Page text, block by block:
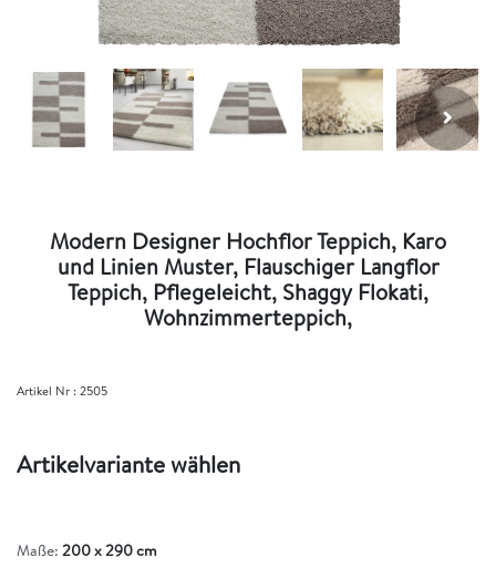
Modern Designer Hochflor Teppich, Karo
und Linien Muster, Flauschiger Langflor
Teppich, Pflegeleicht, Shaggy Flokati,
Wohnzimmerteppich,
Artikel Nr :2505
Artikelvariante wählen
Maße: 200 x 290 cm